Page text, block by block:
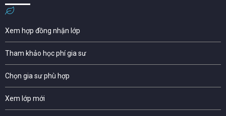
Xem hợp đồng nhận lớp
Tham khảo học phí gia sư
Chọn gia sư phù hợp
Xem lớp mới